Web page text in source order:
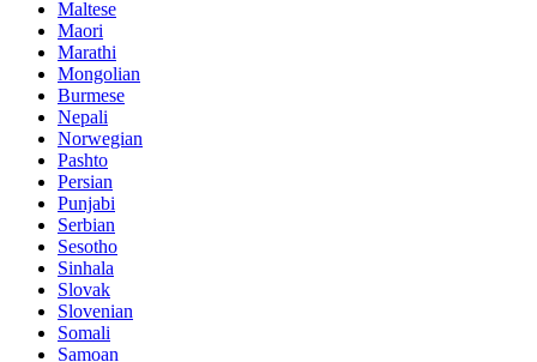
Maltese
Maori
Marathi
Mongolian
Burmese
Nepali
Norwegian
Pashto
Persian
Punjabi
Serbian
Sesotho
Sinhala
Slovak
Slovenian
Somali
Samoan